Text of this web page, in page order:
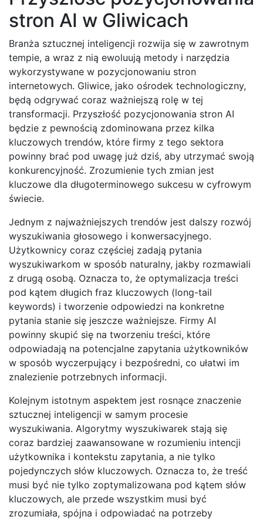
stron AI w Gliwicach
Branża sztucznej inteligencji rozwija się w zawrotnym
tempie, a wraz z nią ewoluują metody i narzędzia
wykorzystywane w pozycjonowaniu stron
internetowych. Gliwice, jako ośrodek technologiczny,
będą odgrywać coraz ważniejszą rolę w tej
transformacji. Przyszłość pozycjonowania stron AI
będzie z pewnością zdominowana przez kilka
kluczowych trendów, które firmy z tego sektora
powinny brać pod uwagę już dziś, aby utrzymać swoją
konkurencyjność. Zrozumienie tych zmian jest
kluczowe dla długoterminowego sukcesu w cyfrowym
świecie.
Jednym z najważniejszych trendów jest dalszy rozwój
wyszukiwania głosowego i konwersacyjnego.
Użytkownicy coraz częściej zadają pytania
wyszukiwarkom w sposób naturalny, jakby rozmawiali
z drugą osobą. Oznacza to, że optymalizacja treści
pod kątem długich fraz kluczowych (long-tail
keywords) i tworzenie odpowiedzi na konkretne
pytania stanie się jeszcze ważniejsze. Firmy AI
powinny skupić się na tworzeniu treści, które
odpowiadają na potencjalne zapytania użytkowników
w sposób wyczerpujący i bezpośredni, co ułatwi im
znalezienie potrzebnych informacji.
Kolejnym istotnym aspektem jest rosnące znaczenie
sztucznej inteligencji w samym procesie
wyszukiwania. Algorytmy wyszukiwarek stają się
coraz bardziej zaawansowane w rozumieniu intencji
użytkownika i kontekstu zapytania, a nie tylko
pojedynczych słów kluczowych. Oznacza to, że treść
musi być nie tylko zoptymalizowana pod kątem słów
kluczowych, ale przede wszystkim musi być
zrozumiała, spójna i odpowiadać na potrzeby